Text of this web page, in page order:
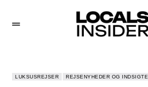
Dansk
LUKSUSREJSER REJSENYHEDER OG